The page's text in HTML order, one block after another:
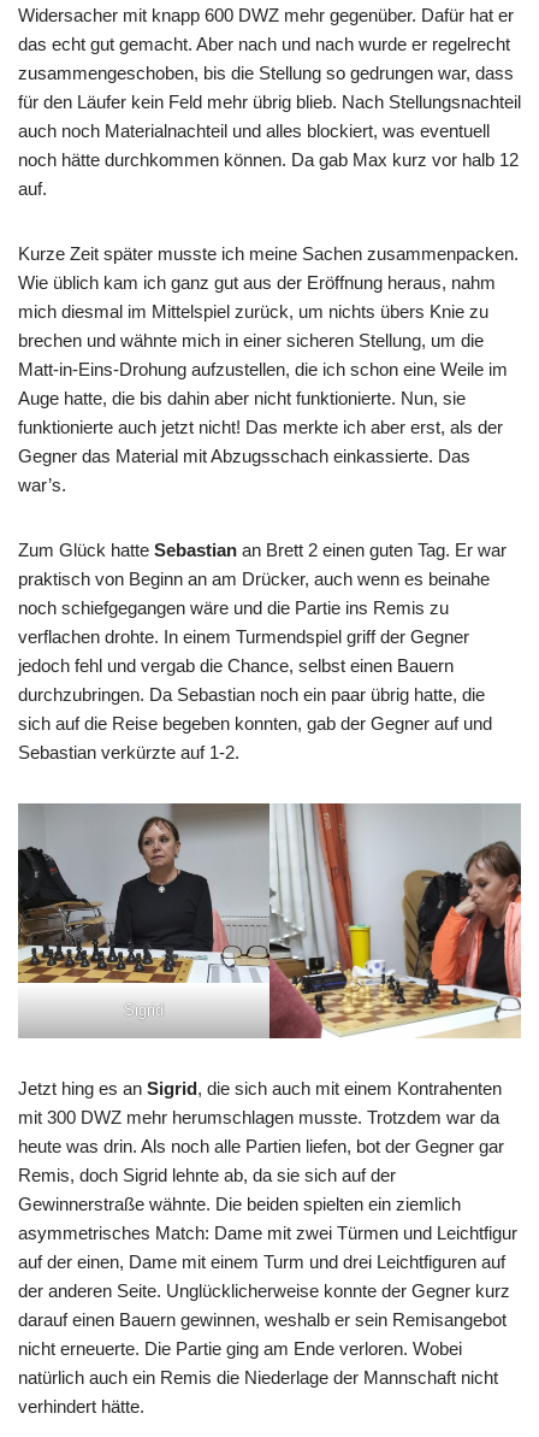
Widersacher mit knapp 600 DWZ mehr gegenüber. Dafür hat er
das echt gut gemacht. Aber nach und nach wurde er regelrecht
zusammengeschoben, bis die Stellung so gedrungen war, dass
für den Läufer kein Feld mehr übrig blieb. Nach Stellungsnachteil
auch noch Materialnachteil und alles blockiert, was eventuell
noch hätte durchkommen können. Da gab Max kurz vor halb 12
auf.
Kurze Zeit später musste ich meine Sachen zusammenpacken.
Wie üblich kam ich ganz gut aus der Eröffnung heraus, nahm
mich diesmal im Mittelspiel zurück, um nichts übers Knie zu
brechen und wähnte mich in einer sicheren Stellung, um die
Matt-in-Eins-Drohung aufzustellen, die ich schon eine Weile im
Auge hatte, die bis dahin aber nicht funktionierte. Nun, sie
funktionierte auch jetzt nicht! Das merkte ich aber erst, als der
Gegner das Material mit Abzugsschach einkassierte. Das
war’s.
Zum Glück hatte Sebastian an Brett 2 einen guten Tag. Er war
praktisch von Beginn an am Drücker, auch wenn es beinahe
noch schiefgegangen wäre und die Partie ins Remis zu
verflachen drohte. In einem Turmendspiel griff der Gegner
jedoch fehl und vergab die Chance, selbst einen Bauern
durchzubringen. Da Sebastian noch ein paar übrig hatte, die
sich auf die Reise begeben konnten, gab der Gegner auf und
Sebastian verkürzte auf 1-2.
Sigrid
Jetzt hing es an Sigrid, die sich auch mit einem Kontrahenten
mit 300 DWZ mehr herumschlagen musste. Trotzdem war da
heute was drin. Als noch alle Partien liefen, bot der Gegner gar
Remis, doch Sigrid lehnte ab, da sie sich auf der
Gewinnerstraße wähnte. Die beiden spielten ein ziemlich
asymmetrisches Match: Dame mit zwei Türmen und Leichtfigur
auf der einen, Dame mit einem Turm und drei Leichtfiguren auf
der anderen Seite. Unglücklicherweise konnte der Gegner kurz
darauf einen Bauern gewinnen, weshalb er sein Remisangebot
nicht erneuerte. Die Partie ging am Ende verloren. Wobei
natürlich auch ein Remis die Niederlage der Mannschaft nicht
verhindert hätte.